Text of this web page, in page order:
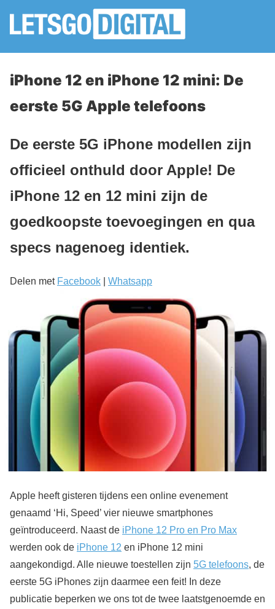
iPhone 12 en iPhone 12 mini: De
eerste 5G Apple telefoons
De eerste 5G iPhone modellen zijn
officieel onthuld door Apple! De
iPhone 12 en 12 mini zijn de
goedkoopste toevoegingen en qua
specs nagenoeg identiek.
Delen met Facebook Whatsapp
Apple heeft gisteren tijdens een online evenement
genaamd ‘Hi, Speed’ vier nieuwe smartphones
geïntroduceerd. Naast de iPhone 12 Pro en Pro Max
werden ook de iPhone 12 en iPhone 12 mini
aangekondigd. Alle nieuwe toestellen zijn 5G telefoons, de
eerste 5G iPhones zijn daarmee een feit! In deze
publicatie beperken we ons tot de twee laatstgenoemde en